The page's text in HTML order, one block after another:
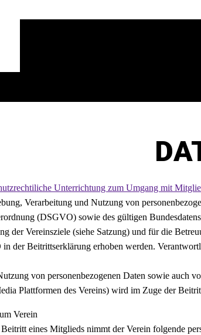
Unterrichtung zum Umgang mit
Verarbeitung und Nutzung von
(DSGVO) sowie des gültigen
der Vereinsziele (siehe Satzung) und für die
der Beitrittserklärung erhoben werden.
von personenbezogenen Daten sowie auch
Plattformen des Vereins) wird im Zuge der
Verein
eines Mitglieds nimmt der Verein folgende